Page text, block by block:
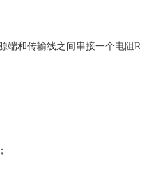
和传输线之间串接一个电阻